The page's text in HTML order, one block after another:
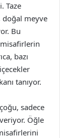
Taze
doğal meyve
Bu
bazı
tanıyor.
sadece
Öğle